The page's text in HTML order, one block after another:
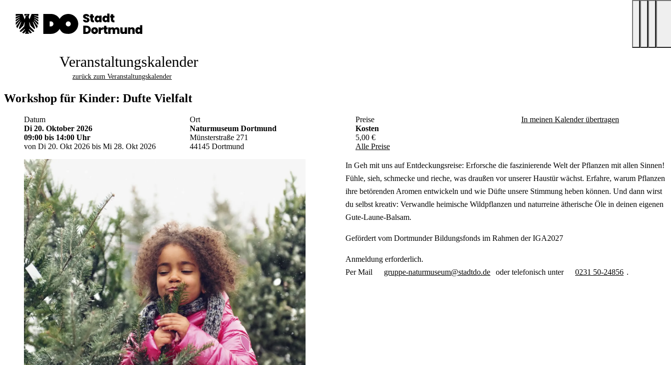
Veranstaltungskalender
zurück zum Veranstaltungskalender
Workshop für Kinder: Dufte Vielfalt
Datum
Di 20. Oktober 2026
09:00 bis 14:00 Uhr
von Di 20. Okt 2026 bis Mi 28. Okt 2026
Ort
Naturmuseum Dortmund
Münsterstraße 271
44145 Dortmund
Preise
Kosten
5,00 €
Alle Preise
In meinen Kalender übertragen
In Geh mit uns auf Entdeckungsreise: Erforsche die faszinierende Welt der Pflanzen mit allen Sinnen!
Fühle, sieh, schmecke und rieche, was draußen vor unserer Haustür wächst. Erfahre, warum Pflanzen
ihre betörenden Aromen entwickeln und wie Düfte unsere Stimmung heben können. Und dann wirst
du selbst kreativ: Verwandle heimische Wildpflanzen und naturreine ätherische Öle in deinen eigenen
Gute-Laune-Balsam.
Gefördert vom Dortmunder Bildungsfonds im Rahmen der IGA2027
Anmeldung erforderlich.
Per Mail
gruppe-naturmuseum@stadtdo.de oder telefonisch unter 0231 50-24856 .